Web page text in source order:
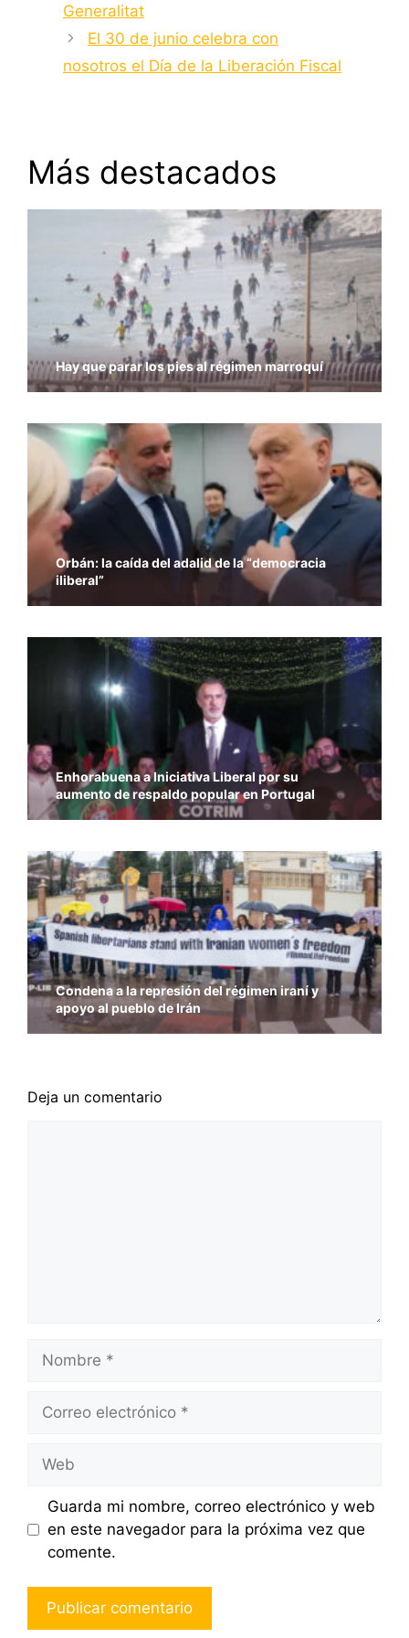
Generalitat
El 30 de junio celebra con
nosotros el Día de la Liberación Fiscal
Más destacados
Hay que parar los pies al régimen marroquí
Orbán: la caída del adalid de la “democracia
iliberal”
Enhorabuena a Iniciativa Liberal por su
aumento de respaldo popular en Portugal
Condena a la represión del régimen iraní y
apoyo al pueblo de Irán
Deja un comentario
electrónico
Guarda mi nombre, correo electrónico y web
en este navegador para la próxima vez que
comente.